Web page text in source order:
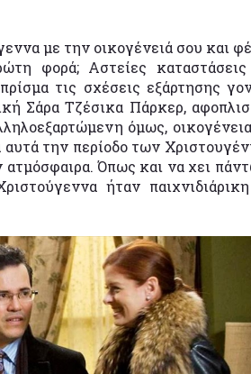
με την οικογένειά σου και
φορά; Αστείες
τις σχέσεις εξάρτησης
Σάρα Τζέσικα Πάρκερ,
όμως,
αυτά την περίοδο των
ατμόσφαιρα. Όπως και να χει
ήταν